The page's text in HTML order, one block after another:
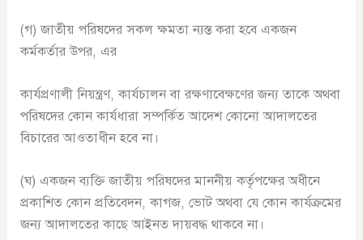
(গ) জাতীয় পরিষদের সকল ক্ষমতা ন্যস্ত করা হবে একজন
কর্মকর্তার উপর, এর
কার্যপ্রণালী নিয়ন্ত্রণ, কার্যচালন বা রক্ষণাবেক্ষণের জন্য তাকে অথবা
পরিষদের কোন কার্যধারা সম্পর্কিত আদেশ কোনো আদালতের
বিচারের আওতাধীন হবে না।
(ঘ) একজন ব্যক্তি জাতীয় পরিষদের মাননীয় কর্তৃপক্ষের অধীনে
প্রকাশিত কোন প্রতিবেদন, কাগজ, ভোট অথবা যে কোন কার্যক্রমের
জন্য আদালতের কাছে আইনত দায়বদ্ধ থাকবে না।